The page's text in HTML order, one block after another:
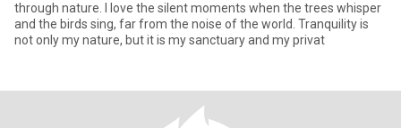
through nature. I love the silent moments when the trees whisper
and the birds sing, far from the noise of the world. Tranquility is
not only my nature, but it is my sanctuary and my privat